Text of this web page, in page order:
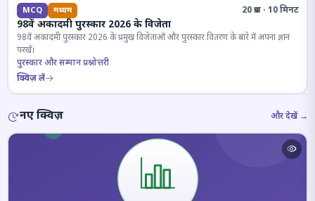
MCQ मध्यम 20 प्रश्न · 10 मिनट
98वें अकादमी पुरस्कार 2026 के विजेता
98वें अकादमी पुरस्कार 2026 के प्रमुख विजेताओं और पुरस्कार वितरण के बारे में अपना ज्ञान
परखें।
पुरस्कार और सम्मान प्रश्नोत्तरी
क्विज़ लें
नए क्विज़ और देखें →